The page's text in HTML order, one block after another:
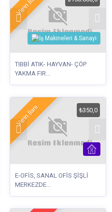
TIBBİ ATIK- HAYVAN- ÇÖP
YAKMA FIR...
Vitrin İlanı ₺350,0
E-OFİS, SANAL OFİS ŞİŞLİ
MERKEZDE...